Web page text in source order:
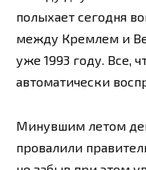
полыхает сегодня
между Кремлем и
уже 1993 году. Все,
автоматически
Минувшим летом
провалили